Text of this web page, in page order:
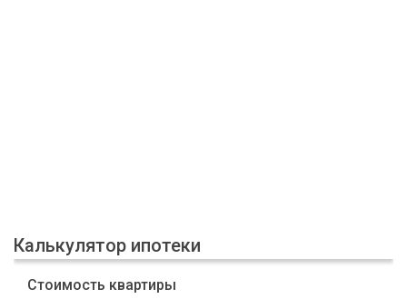
Калькулятор ипотеки
Стоимость квартиры